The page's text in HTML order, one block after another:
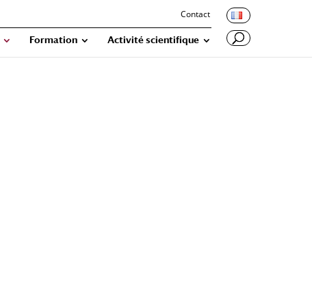
Contact
Formation Activité scientifique